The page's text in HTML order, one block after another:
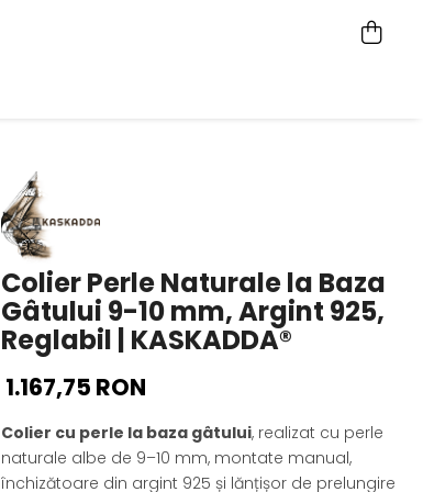
Colier Perle Naturale la Baza
Gâtului 9-10 mm, Argint 925,
Reglabil | KASKADDA®
1.167,75 RON
Colier cu perle la baza gâtului, realizat cu perle
naturale albe de 9–10 mm, montate manual,
închizătoare din argint 925 și lănțișor de prelungire